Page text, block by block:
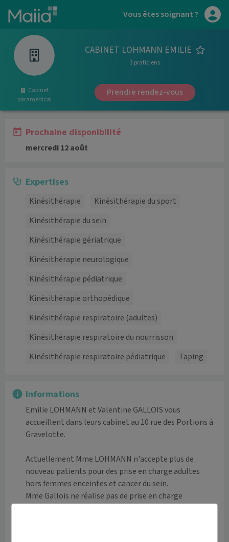
Aller au contenu principal Vous êtes soignant ?
CABINET LOHMANN EMILIE
3 praticiens
Cabinet
paramédical
Prendre rendez-vous
Prochaine disponibilité
mercredi 12 août
Expertises
Kinésithérapie
Kinésithérapie du sport
Kinésithérapie du sein
Kinésithérapie gériatrique
Kinésithérapie neurologique
Kinésithérapie pédiatrique
Kinésithérapie orthopédique
Kinésithérapie respiratoire (adultes)
Kinésithérapie respiratoire du nourrisson
Kinésithérapie respiratoire pédiatrique
Taping
Informations
Emilie LOHMANN et Valentine GALLOIS vous
accueillent dans leurs cabinet au 10 rue des Portions à
Gravelotte.
Actuellement Mme LOHMANN n'accepte plus de
nouveau patients pour des prise en charge adultes
hors femmes enceintes et cancer du sein.
Mme Gallois ne réalise pas de prise en charge